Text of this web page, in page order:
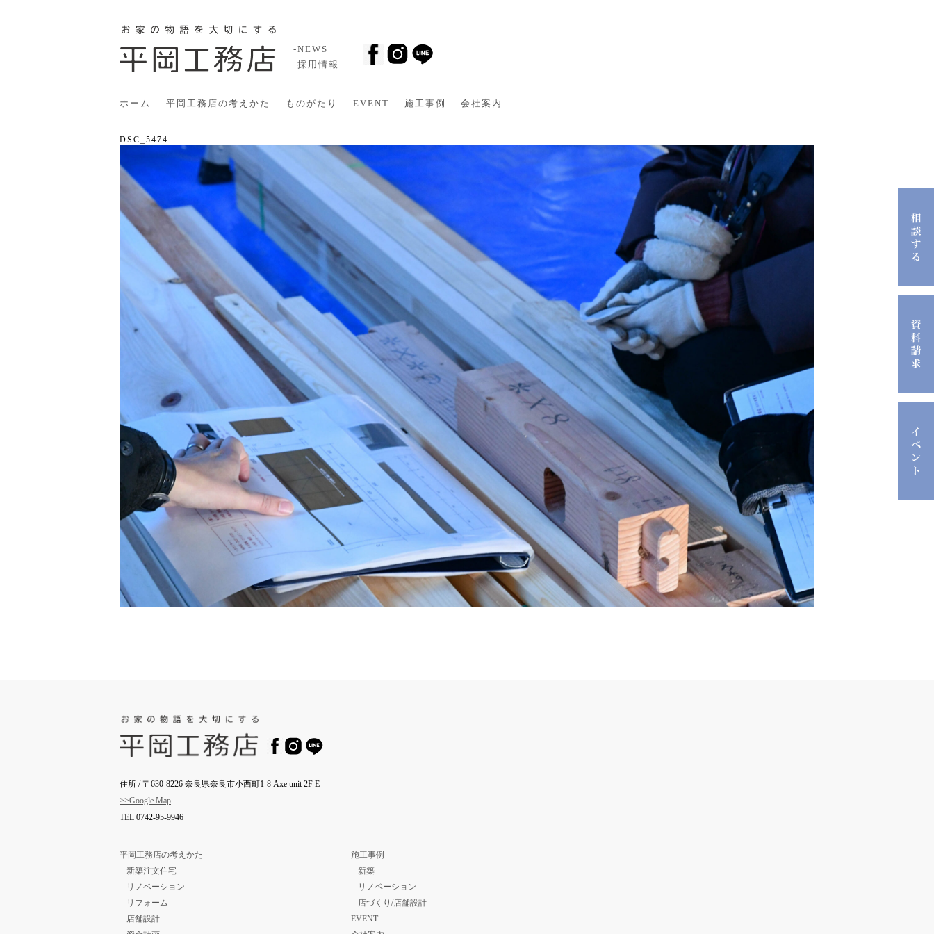
-NEWS
-採用情報
ホーム 平岡工務店の考えかた ものがたり EVENT 施工事例 会社案内
DSC_5474
住所 / 〒630-8226 奈良県奈良市小西町1-8 Axe unit 2F E
>>Google Map
TEL 0742-95-9946
平岡工務店の考えかた
新築注文住宅
リノベーション
リフォーム
店舗設計
施工事例
新築
リノベーション
店づくり/店舗設計
EVENT